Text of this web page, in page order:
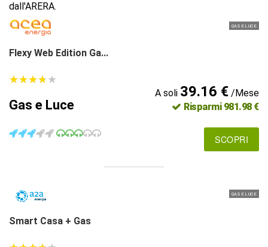
dall'ARERA.
GAS E LUCE
Flexy Web Edition Ga...
★★★★★
★★★★★
Gas e Luce
A soli 39.16 €/Mese
Risparmi 981.98 €
SCOPRI
GAS E LUCE
Smart Casa + Gas